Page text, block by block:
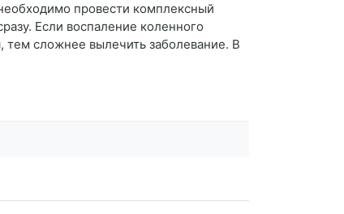
провести комплексный
Если воспаление коленного
тем сложнее вылечить заболевание. В